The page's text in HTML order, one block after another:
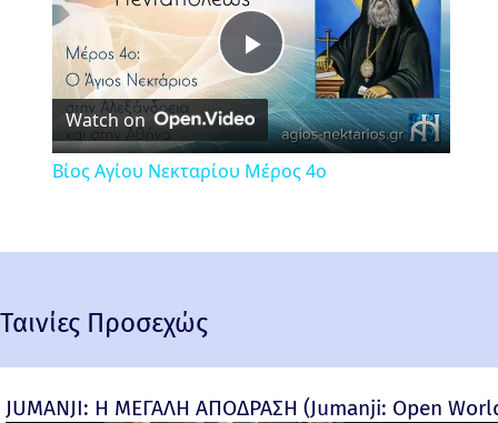
Play
Video
Watch on
Βίος Αγίου Νεκταρίου Μέρος 4ο
Ταινίες Προσεχώς
JUMANJI: Η ΜΕΓΑΛΗ ΑΠΟΔΡΑΣΗ (Jumanji: Open